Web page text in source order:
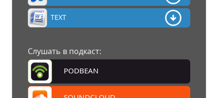
TEXT
Слушать в подкаст:
PODBEAN